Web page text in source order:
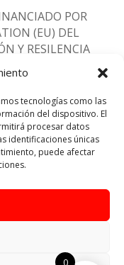
tecnologías como las
del dispositivo. El
procesar datos
identificaciones únicas
puede afectar
POR
(EU) DEL
Y RESILENCIA
Ruiz Leon
0